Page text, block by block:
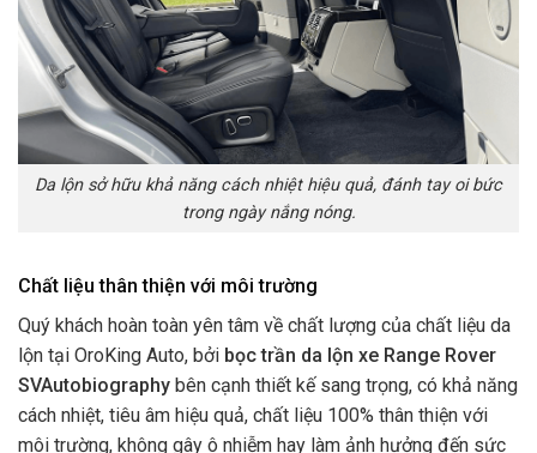
Da lộn sở hữu khả năng cách nhiệt hiệu quả, đánh tay oi bức
trong ngày nắng nóng.
Chất liệu thân thiện với môi trường
Quý khách hoàn toàn yên tâm về chất lượng của chất liệu da
lộn tại OroKing Auto, bởi bọc trần da lộn xe Range Rover
SVAutobiography bên cạnh thiết kế sang trọng, có khả năng
cách nhiệt, tiêu âm hiệu quả, chất liệu 100% thân thiện với
môi trường, không gây ô nhiễm hay làm ảnh hưởng đến sức